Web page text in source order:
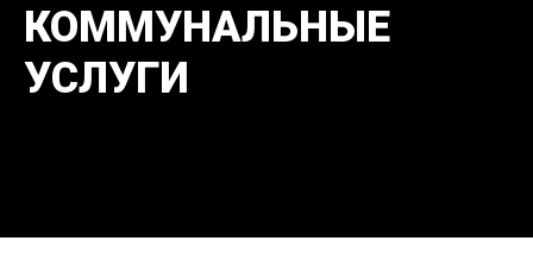
КОММУНАЛЬНЫЕ
УСЛУГИ